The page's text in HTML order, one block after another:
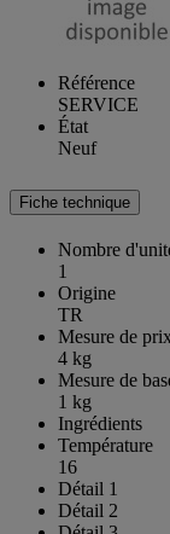
Référence
SERVICE
État
Neuf
Fiche technique
Nombre
1
Origine
TR
Mesure de
4 kg
Mesure de
1 kg
Ingrédients
Température
16
Détail 1
Détail 2